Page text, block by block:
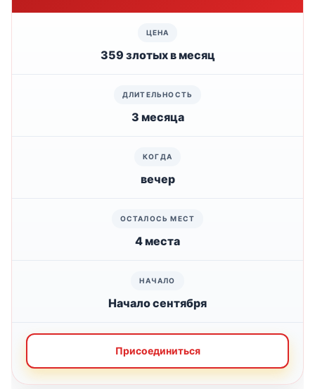
359 злотых в месяц
3 месяца
вечер
4 места
Начало сентября
Присоединиться